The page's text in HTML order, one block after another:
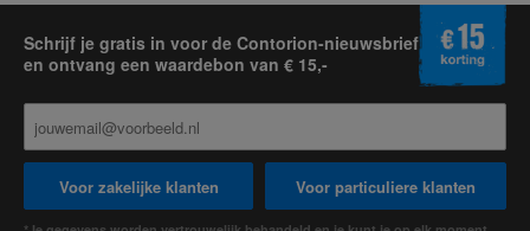
Schrijf je gratis in voor de Contorion-nieuwsbrief
en ontvang een waardebon van € 15,-
Voor zakelijke klanten Voor particuliere klanten